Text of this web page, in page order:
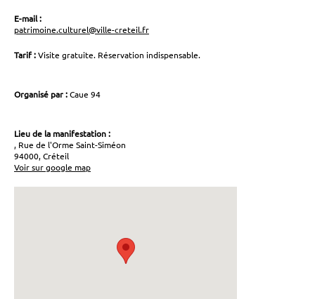
E-mail :
patrimoine.culturel@ville-creteil.fr
Tarif :Visite gratuite. Réservation indispensable.
Organisé par :Caue 94
Lieu de la manifestation :
, Rue de l'Orme Saint-Siméon
94000, Créteil
Voir sur google map